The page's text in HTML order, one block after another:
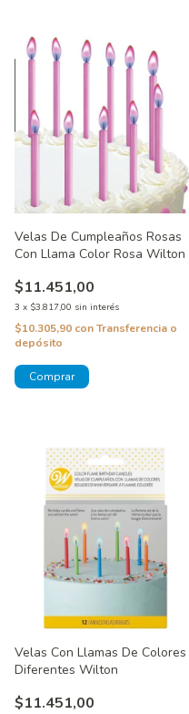
Velas De Cumpleaños Rosas
Con Llama Color Rosa Wilton
$11.451,00
3 x $3.817,00 sin interés
$10.305,90 conTransferencia o
depósito
Velas Con Llamas De Colores
Diferentes Wilton
$11.451,00